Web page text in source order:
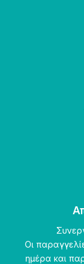
Οι
ημέρα και